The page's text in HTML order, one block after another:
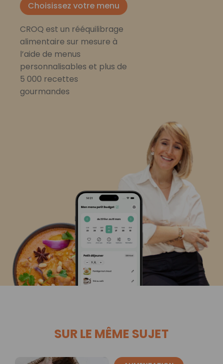
Choisissez votre menu
CROQ est un rééquilibrage
alimentaire sur mesure à
l’aide de menus
personnalisables et plus de
5 000 recettes
gourmandes
SUR LE MÊME SUJET